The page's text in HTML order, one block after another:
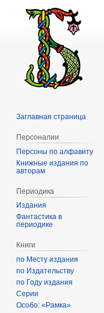
Заглавная страница
Персоналии
Персоны по алфавиту
Книжные издания по
авторам
Периодика
Издания
Фантастика в
периодике
Книги
по Месту издания
по Издательству
по Году издания
Серии
Особо: «Рамка»